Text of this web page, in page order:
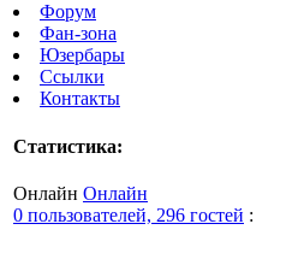
Форум
Фан-зона
Юзербары
Ссылки
Контакты
Статистика:
Онлайн Онлайн
0 пользователей, 296 гостей :